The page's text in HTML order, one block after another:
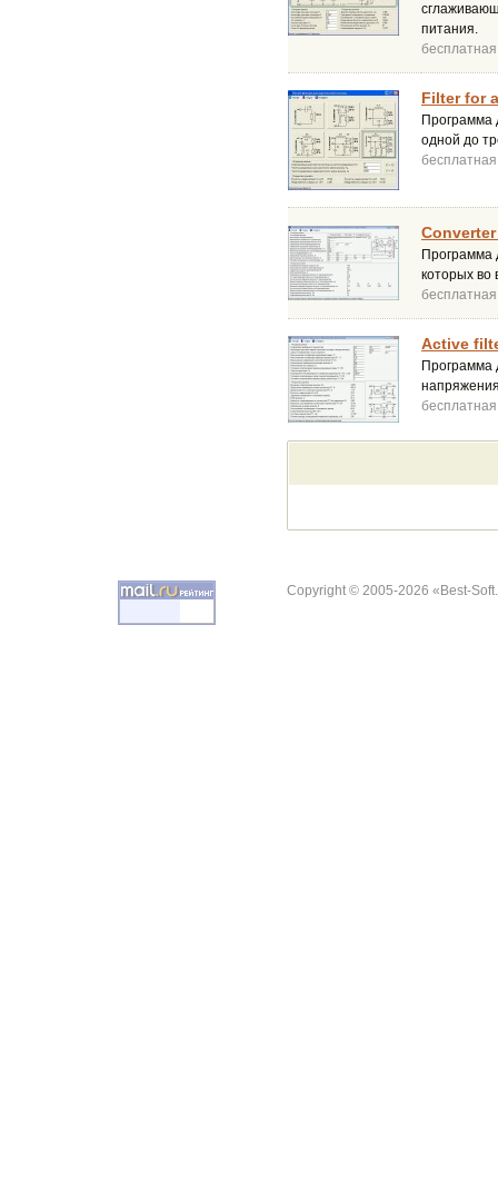
питания.
бесплатная
Filter for
Программа
одной до
бесплатная
Converter
Программа
которых во
бесплатная
Active
Программа
бесплатная
Copyright © 2005-2026 «Best-